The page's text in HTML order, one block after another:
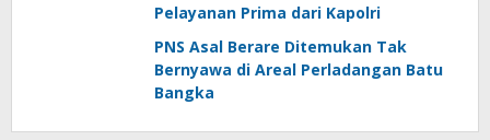
Pelayanan Prima dari Kapolri
PNS Asal Berare Ditemukan Tak
Bernyawa di Areal Perladangan Batu
Bangka